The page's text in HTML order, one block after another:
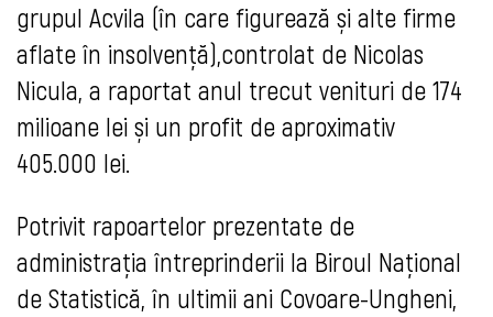
grupul Acvila (în care figurează și alte firme
aflate în insolvență),controlat de Nicolas
Nicula, a raportat anul trecut venituri de 174
milioane lei și un profit de aproximativ
405.000 lei.
Potrivit rapoartelor prezentate de
administrația întreprinderii la Biroul Național
de Statistică, în ultimii ani Covoare-Ungheni,